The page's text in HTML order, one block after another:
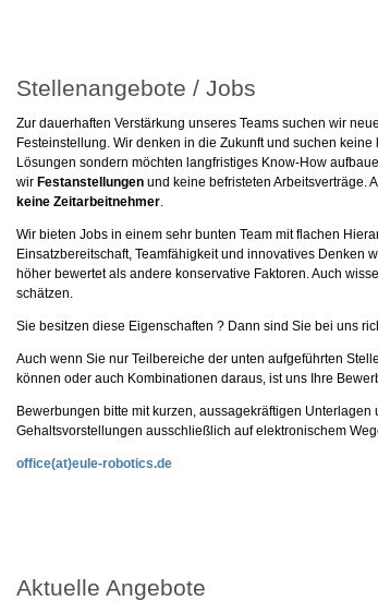
Stellenangebote / Jobs
Zur dauerhaften Verstärkung unseres Teams suchen wir
Festeinstellung. Wir denken in die Zukunft und suchen keine
Lösungen sondern möchten langfristiges Know-How
wir Festanstellungen und keine befristeten Arbeitsverträge.
keine Zeitarbeitnehmer
Wir bieten Jobs in einem sehr bunten Team mit flachen
Einsatzbereitschaft, Teamfähigkeit und innovatives Denken
höher bewertet als andere konservative Faktoren. Auch
schätzen.
Sie besitzen diese Eigenschaften ? Dann sind Sie bei uns
Auch wenn Sie nur Teilbereiche der unten aufgeführten
können oder auch Kombinationen daraus, ist uns Ihre
Bewerbungen bitte mit kurzen, aussagekräftigen Unterlagen
Gehaltsvorstellungen ausschließlich auf elektronischem
office(at)eule-robotics.de
Aktuelle Angebote